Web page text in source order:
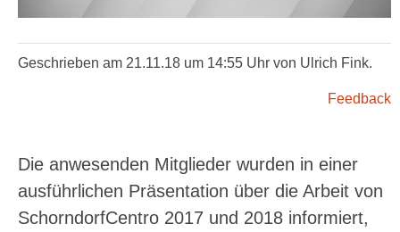
Geschrieben am 21.11.18 um 14:55 Uhr von Ulrich Fink.
Feedback
Die anwesenden Mitglieder wurden in einer
ausführlichen Präsentation über die Arbeit von
SchorndorfCentro 2017 und 2018 informiert,